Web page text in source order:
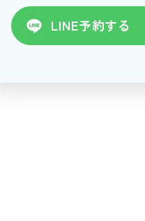
LINE予約する
トリコチロマ